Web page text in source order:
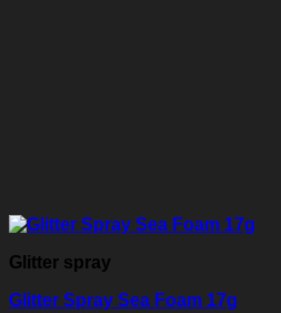
Glitter spray
Glitter Spray Sea Foam 17g